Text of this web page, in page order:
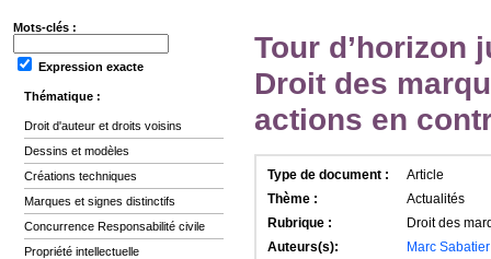
Mots-clés :
Expression exacte
Thématique :
Droit d'auteur et droits voisins
Dessins et modèles
Créations techniques
Marques et signes distinctifs
Concurrence Responsabilité civile
Propriété intellectuelle
Tour d’horizon
Droit des
actions en
Type de document :
Article
Thème :
Actualités
Rubrique :
Droit des
Auteurs(s):
Marc Sabatier